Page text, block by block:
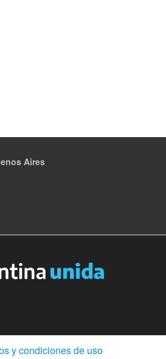
Aires
y condiciones de uso(Abre